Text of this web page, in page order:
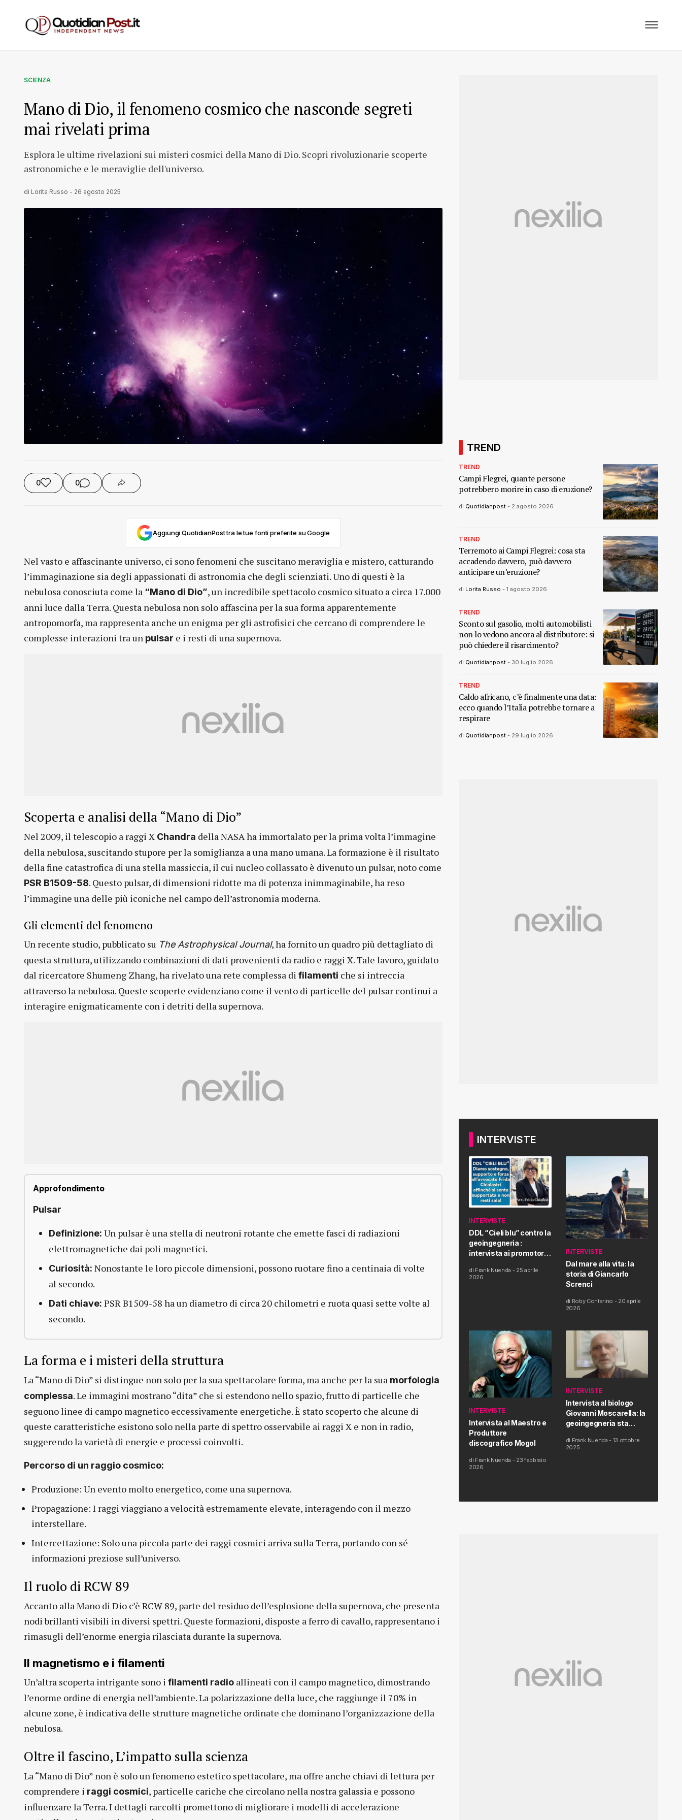
SCIENZA
Mano di Dio, il fenomeno cosmico che nasconde segreti
mai rivelati prima
Esplora le ultime rivelazioni sui misteri cosmici della Mano di Dio. Scopri rivoluzionarie scoperte
astronomiche e le meraviglie dell'universo.
di Lorita Russo - 26 agosto 2025
0 0
Aggiungi QuotidianPost tra le tue fonti preferite su Google
Nel vasto e affascinante universo, ci sono fenomeni che suscitano meraviglia e mistero, catturando
l’immaginazione sia degli appassionati di astronomia che degli scienziati. Uno di questi è la
nebulosa conosciuta come la “Mano di Dio”, un incredibile spettacolo cosmico situato a circa 17.000
anni luce dalla Terra. Questa nebulosa non solo affascina per la sua forma apparentemente
antropomorfa, ma rappresenta anche un enigma per gli astrofisici che cercano di comprendere le
complesse interazioni tra un pulsar e i resti di una supernova.
Scoperta e analisi della “Mano di Dio”
Nel 2009, il telescopio a raggi X Chandra della NASA ha immortalato per la prima volta l’immagine
della nebulosa, suscitando stupore per la somiglianza a una mano umana. La formazione è il risultato
della fine catastrofica di una stella massiccia, il cui nucleo collassato è divenuto un pulsar, noto come
PSR B1509-58. Questo pulsar, di dimensioni ridotte ma di potenza inimmaginabile, ha reso
l’immagine una delle più iconiche nel campo dell’astronomia moderna.
Gli elementi del fenomeno
Un recente studio, pubblicato su The Astrophysical Journal, ha fornito un quadro più dettagliato di
questa struttura, utilizzando combinazioni di dati provenienti da radio e raggi X. Tale lavoro, guidato
dal ricercatore Shumeng Zhang, ha rivelato una rete complessa di filamenti che si intreccia
attraverso la nebulosa. Queste scoperte evidenziano come il vento di particelle del pulsar continui a
interagire enigmaticamente con i detriti della supernova.
Approfondimento
Pulsar
Definizione: Un pulsar è una stella di neutroni rotante che emette fasci di radiazioni
elettromagnetiche dai poli magnetici.
Curiosità: Nonostante le loro piccole dimensioni, possono ruotare fino a centinaia di volte
al secondo.
Dati chiave: PSR B1509-58 ha un diametro di circa 20 chilometri e ruota quasi sette volte al
secondo.
La forma e i misteri della struttura
La “Mano di Dio” si distingue non solo per la sua spettacolare forma, ma anche per la sua morfologia
complessa. Le immagini mostrano “dita” che si estendono nello spazio, frutto di particelle che
seguono linee di campo magnetico eccessivamente energetiche. È stato scoperto che alcune di
queste caratteristiche esistono solo nella parte di spettro osservabile ai raggi X e non in radio,
suggerendo la varietà di energie e processi coinvolti.
Percorso di un raggio cosmico:
Produzione: Un evento molto energetico, come una supernova.
Propagazione: I raggi viaggiano a velocità estremamente elevate, interagendo con il mezzo
interstellare.
Intercettazione: Solo una piccola parte dei raggi cosmici arriva sulla Terra, portando con sé
informazioni preziose sull’universo.
Il ruolo di RCW 89
Accanto alla Mano di Dio c’è RCW 89, parte del residuo dell’esplosione della supernova, che presenta
nodi brillanti visibili in diversi spettri. Queste formazioni, disposte a ferro di cavallo, rappresentano i
rimasugli dell’enorme energia rilasciata durante la supernova.
Il magnetismo e i filamenti
Un’altra scoperta intrigante sono i filamenti radio allineati con il campo magnetico, dimostrando
l’enorme ordine di energia nell’ambiente. La polarizzazione della luce, che raggiunge il 70% in
alcune zone, è indicativa delle strutture magnetiche ordinate che dominano l’organizzazione della
nebulosa.
Oltre il fascino, L’impatto sulla scienza
La “Mano di Dio” non è solo un fenomeno estetico spettacolare, ma offre anche chiavi di lettura per
comprendere i raggi cosmici, particelle cariche che circolano nella nostra galassia e possono
influenzare la Terra. I dettagli raccolti promettono di migliorare i modelli di accelerazione
TREND
TREND
Campi Flegrei, quante persone
potrebbero morire in caso di eruzione?
di Quotidianpost - 2 agosto 2026
TREND
Terremoto ai Campi Flegrei: cosa sta
accadendo davvero, può davvero
anticipare un’eruzione?
di Lorita Russo - 1 agosto 2026
TREND
Sconto sul gasolio, molti automobilisti
non lo vedono ancora al distributore: si
può chiedere il risarcimento?
di Quotidianpost - 30 luglio 2026
TREND
Caldo africano, c’è finalmente una data:
ecco quando l’Italia potrebbe tornare a
respirare
di Quotidianpost - 29 luglio 2026
INTERVISTE
INTERVISTE
DDL “Cieli blu” contro la
geoingegneria :
intervista ai promotori
Proposta di Legge
di Frank Nuenda - 25 aprile
2026
INTERVISTE
Dal mare alla vita: la
storia di Giancarlo
Screnci
di Roby Contarino - 20 aprile
2026
INTERVISTE
Intervista al Maestro e
Produttore
discografico Mogol
di Frank Nuenda - 23 febbraio
2026
INTERVISTE
Intervista al biologo
Giovanni Moscarella: la
geoingegneria sta
salute dell’uomo
di Frank Nuenda - 13 ottobre
2025